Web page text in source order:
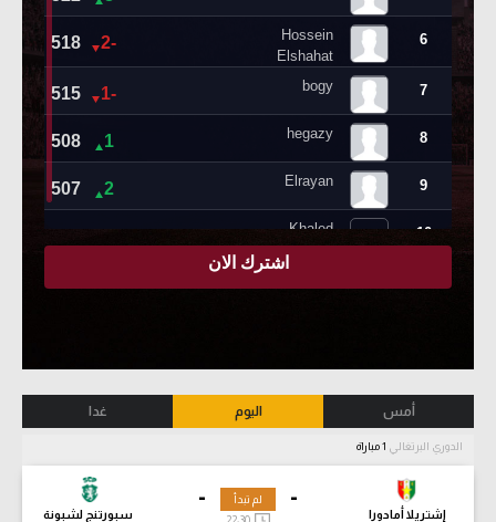
أمس اليوم غدا
الدوري البرتغالي
-
إشتريلا أمادورا
-
سبورتنج لشبونة
لم تبدأ